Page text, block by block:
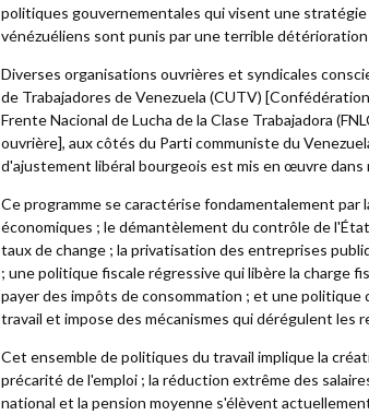
politiques gouvernementales qui visent une
vénézuéliens sont punis par une terrible
Diverses organisations ouvrières et syndicales
de Trabajadores de Venezuela (CUTV)
Frente Nacional de Lucha de la Clase Trabajadora
ouvrière], aux côtés du Parti communiste du
d'ajustement libéral bourgeois est mis en œuvre
Ce programme se caractérise fondamentalement
économiques ; le démantèlement du contrôle de
taux de change ; la privatisation des entreprises
; une politique fiscale régressive qui libère la charge
payer des impôts de consommation ; et une
travail et impose des mécanismes qui dérégulent les
Cet ensemble de politiques du travail implique la
précarité de l'emploi ; la réduction extrême des
national et la pension moyenne s'élèvent